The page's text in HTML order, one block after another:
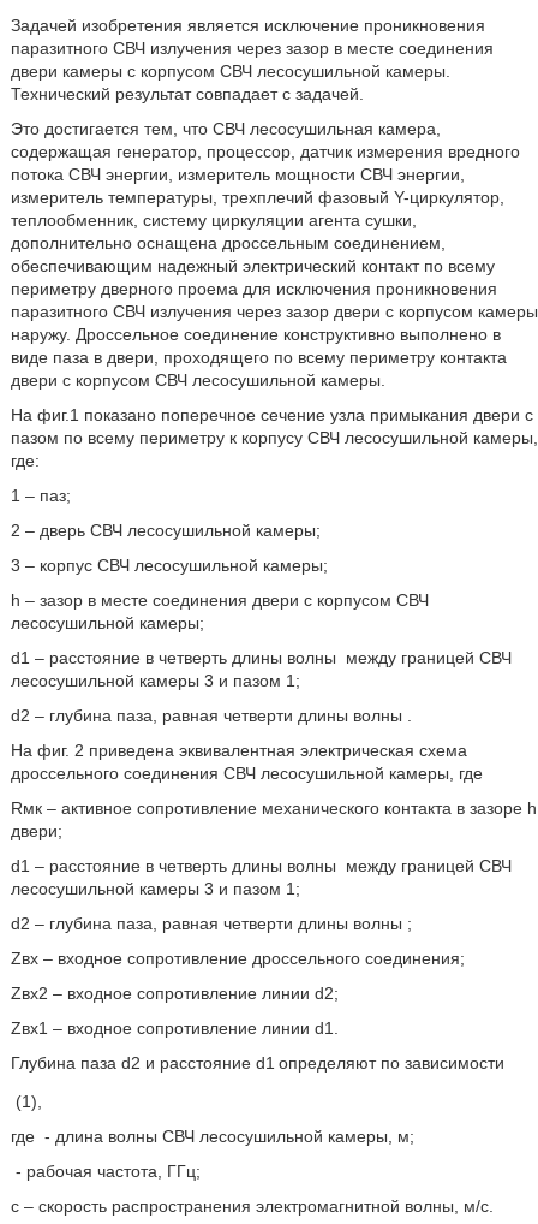
Задачей изобретения является исключение проникновения
паразитного СВЧ излучения через зазор в месте соединения
двери камеры с корпусом СВЧ лесосушильной камеры.
Технический результат совпадает с задачей.
Это достигается тем, что СВЧ лесосушильная камера,
содержащая генератор, процессор, датчик измерения вредного
потока СВЧ энергии, измеритель мощности СВЧ энергии,
измеритель температуры, трехплечий фазовый Y-циркулятор,
теплообменник, систему циркуляции агента сушки,
дополнительно оснащена дроссельным соединением,
обеспечивающим надежный электрический контакт по всему
периметру дверного проема для исключения проникновения
паразитного СВЧ излучения через зазор двери с корпусом камеры
наружу. Дроссельное соединение конструктивно выполнено в
виде паза в двери, проходящего по всему периметру контакта
двери с корпусом СВЧ лесосушильной камеры.
На фиг.1 показано поперечное сечение узла примыкания двери с
пазом по всему периметру к корпусу СВЧ лесосушильной камеры,
где:
1 – паз;
2 – дверь СВЧ лесосушильной камеры;
3 – корпус СВЧ лесосушильной камеры;
h – зазор в месте соединения двери с корпусом СВЧ
лесосушильной камеры;
d1 – расстояние в четверть длины волны
между границей СВЧ
лесосушильной камеры 3 и пазом 1;
d2 – глубина паза, равная четверти длины волны
На фиг. 2 приведена эквивалентная электрическая схема
дроссельного соединения СВЧ лесосушильной камеры, где
Rмк – активное сопротивление механического контакта в зазоре h
двери;
d1 – расстояние в четверть длины волны
между границей СВЧ
лесосушильной камеры 3 и пазом 1;
d2 – глубина паза, равная четверти длины волны ;
Zвх – входное сопротивление дроссельного соединения;
Zвх2 – входное сопротивление линии d2;
Zвх1 – входное сопротивление линии d1.
Глубина паза d2 и расстояние d1 определяют по зависимости
(1),
где - длина волны СВЧ лесосушильной камеры, м;
- рабочая частота, ГГц;
c – скорость распространения электромагнитной волны, м/с.